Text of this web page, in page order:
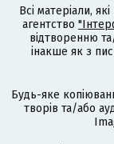
Всі матеріали,
агентство
відтворенню
інакше як з
Будь-яке
творів та/або